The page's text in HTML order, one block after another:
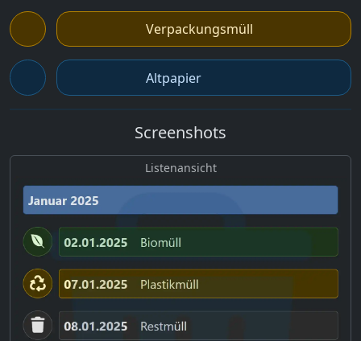
Verpackungsmüll
Altpapier
Screenshots
Listenansicht